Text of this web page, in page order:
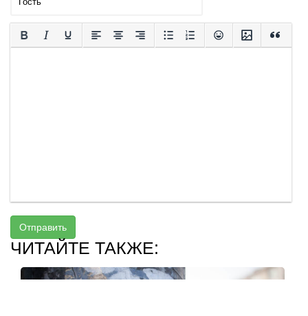
Отправить
ЧИТАЙТЕ ТАКЖЕ: